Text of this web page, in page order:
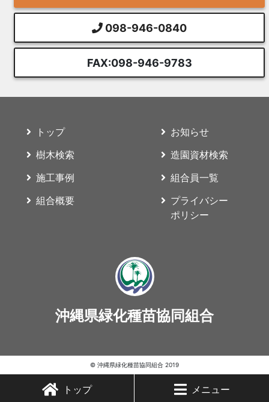
トップ メニュー
098-946-0840
FAX:098-946-9783
トップ
お知らせ
樹木検索
造園資材検索
施工事例
組合員一覧
組合概要
プライバシー
ポリシー
沖縄県緑化種苗協同組合
© 沖縄県緑化種苗協同組合 2019